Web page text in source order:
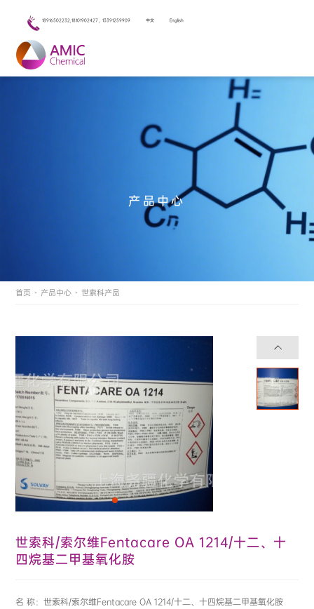
18916502232,18101902427，13391259909 中文 English
产品中心
首页 > 产品中心 > 世索科产品

世索科/索尔维Fentacare OA 1214/十二、十
四烷基二甲基氧化胺
名 称：世索科/索尔维Fentacare OA 1214/十二、十四烷基二甲基氧化胺